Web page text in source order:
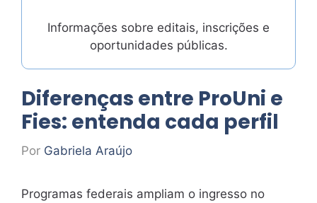
Informações sobre editais, inscrições e
oportunidades públicas.
Diferenças entre ProUni e
Fies: entenda cada perfil
Por Gabriela Araújo
Programas federais ampliam o ingresso no